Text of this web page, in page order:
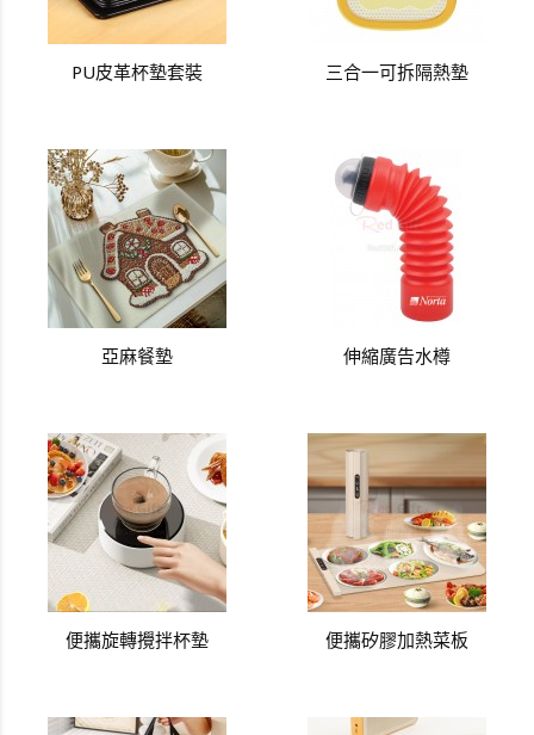
PU皮革杯墊套裝 三合一可拆隔熱墊
亞麻餐墊 伸縮廣告水樽
便攜旋轉攪拌杯墊 便攜矽膠加熱菜板